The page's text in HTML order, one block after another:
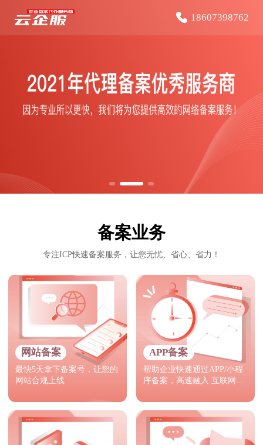
18607398762
微信咨询
备案业务
专注ICP快速备案服务，让您无忧、省心、省力！
网站备案
最快5天拿下备案号，让您的
网站合规上线
APP备案
帮助企业快速通过APP/小程
序备案，高速融入 互联网...